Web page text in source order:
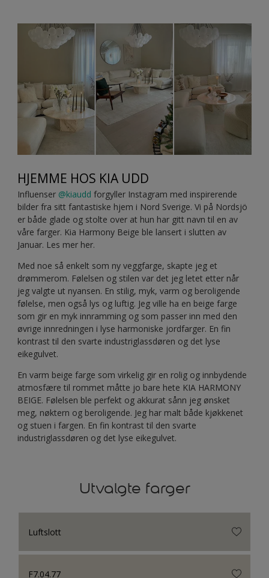
HJEMME HOS KIA UDD
Influenser @kiaudd forgyller Instagram med inspirerende
bilder fra sitt fantastiske hjem i Nord Sverige. Vi på Nordsjö
er både glade og stolte over at hun har gitt navn til en av
våre farger. Kia Harmony Beige ble lansert i slutten av
Januar. Les mer her.
Med noe så enkelt som ny veggfarge, skapte jeg et
drømmerom. Følelsen og stilen var det jeg letet etter når
jeg valgte ut nyansen. En stilig, myk, varm og beroligende
følelse, men også lys og luftig. Jeg ville ha en beige farge
som gir en myk innramming og som passer inn med den
øvrige innredningen i lyse harmoniske jordfarger. En fin
kontrast til den svarte industriglassdøren og det lyse
eikegulvet.
En varm beige farge som virkelig gir en rolig og innbydende
atmosfære til rommet måtte jo bare hete KIA HARMONY
BEIGE. Følelsen ble perfekt og akkurat sånn jeg ønsket
meg, nøktern og beroligende. Jeg har malt både kjøkkenet
og stuen i fargen. En fin kontrast til den svarte
industriglassdøren og det lyse eikegulvet.
Utvalgte farger
Luftslott
F7.04.77